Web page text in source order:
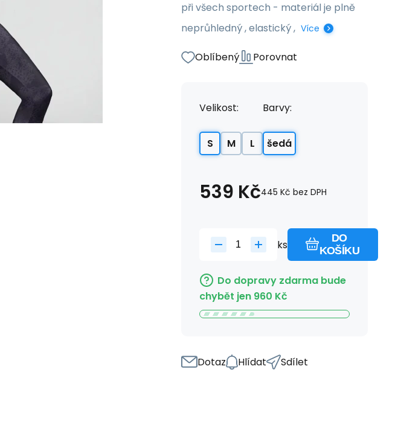
při všech sportech - materiál je plně
neprůhledný , elastický , Více
Oblíbený Porovnat
Velikost:
S M L
Barvy:
šedá
539 Kč445 Kč bez DPH
ks
DO
KOŠÍKU
Do dopravy zdarma bude
chybět jen 960 Kč
Dotaz Hlídat Sdílet